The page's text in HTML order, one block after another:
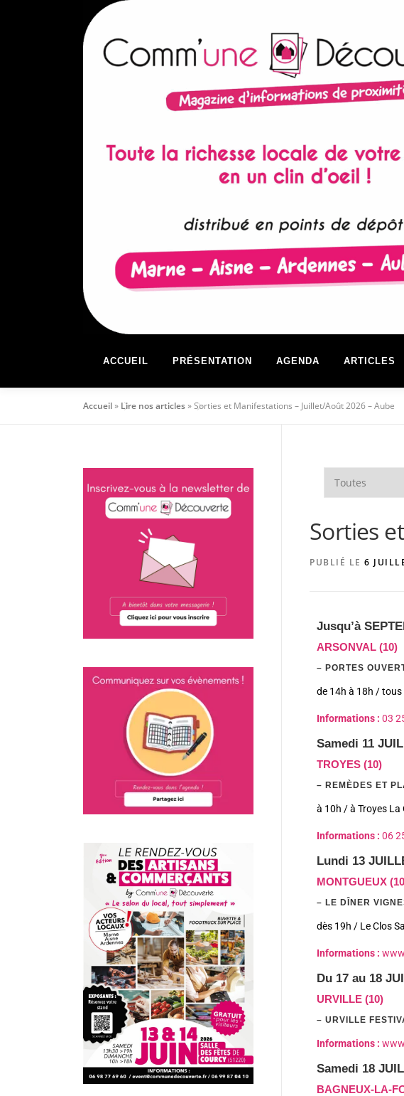
ACCUEIL PRÉSENTATION AGENDA ARTICLES
Accueil» Lire nos articles»Sorties et Manifestations – Juillet/Août 2026 – Aube
Sorties
PUBLIÉ LE 6
Jusqu’à
ARSONVAL (10)
– PORTES
de 14h à 18h / tous
Informations : 03
Samedi 11
TROYES (10)
– REMÈDES ET
à 10h / à Troyes
Informations : 06
Lundi 13
MONTGUEUX
– LE DÎNER
dès 19h / Le Clos
Informations :
Du 17 au 18
URVILLE (10)
– URVILLE
Informations :
Samedi 18
BAGNEUX-LA-